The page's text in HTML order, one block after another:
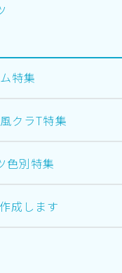
特集
クラT特集
色別特集
成します